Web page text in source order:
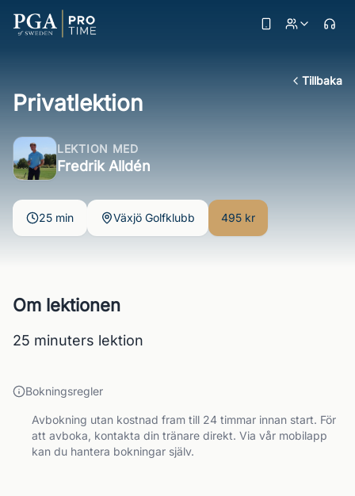
Tillbaka
Privatlektion
LEKTION MED
Fredrik Alldén
25 min Växjö Golfklubb 495 kr
Om lektionen
25 minuters lektion
Bokningsregler
Avbokning utan kostnad fram till 24 timmar innan start. För
att avboka, kontakta din tränare direkt. Via vår mobilapp
kan du hantera bokningar själv.